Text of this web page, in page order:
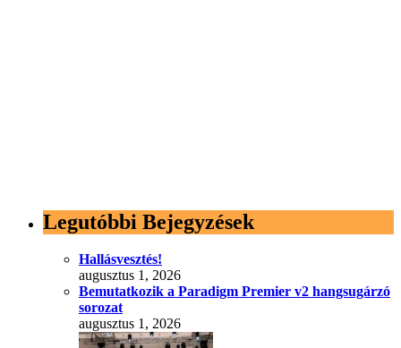
Legutóbbi Bejegyzések
Hallásvesztés!
augusztus 1, 2026
Bemutatkozik a Paradigm Premier v2 hangsugárzó
sorozat
augusztus 1, 2026